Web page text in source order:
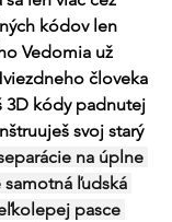
kódov len
Vedomia už
človeka
3D kódy padnutej
svoj starý
na úplne
ľudská
pasce